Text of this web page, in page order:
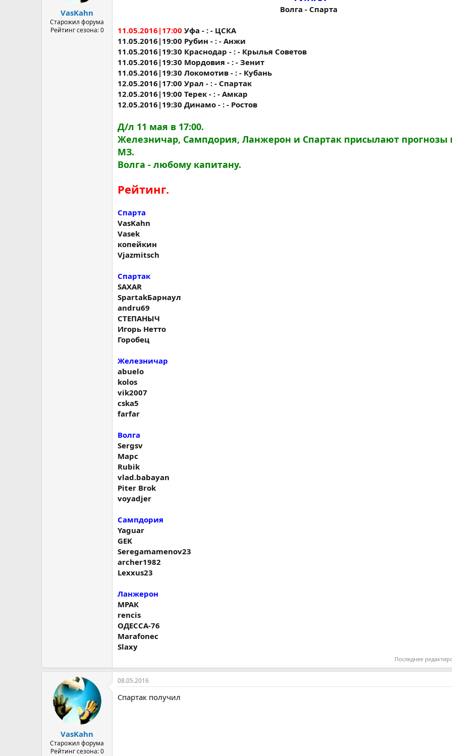
а
VasKahn
Старожил форума
Рейтинг сезона: 0
Волга - Спарта
11.05.2016|17:00 Уфа - : - ЦСКА
11.05.2016|19:00 Рубин - : - Анжи
11.05.2016|19:30 Краснодар - : - Крылья Советов
11.05.2016|19:30 Мордовия - : - Зенит
11.05.2016|19:30 Локомотив - : - Кубань
12.05.2016|17:00 Урал - : - Спартак
12.05.2016|19:00 Терек - : - Амкар
12.05.2016|19:30 Динамо - : - Ростов
Д/л 11 мая в 17:00.
Железничар, Сампдория, Ланжерон и Спартак присылают прогнозы
МЗ.
Волга - любому капитану.
Рейтинг.
Спарта
VasKahn
Vasek
копейкин
Vjazmitsch
Спартак
SAXAR
SpartakБарнаул
andru69
СТЕПАНЫЧ
Игорь Нетто
Горобец
Железничар
abuelo
kolos
vik2007
cska5
farfar
Волга
Sergsv
Марс
Rubik
vlad.babayan
Piter Brok
voyadjer
Сампдория
Yaguar
GEK
Seregamamenov23
archer1982
Lexxus23
Ланжерон
МРАК
rencis
ОДЕССА-76
Marafonec
Slaxy
Последнее
VasKahn
Старожил форума
Рейтинг сезона: 0
08.05.2016
Спартак получил